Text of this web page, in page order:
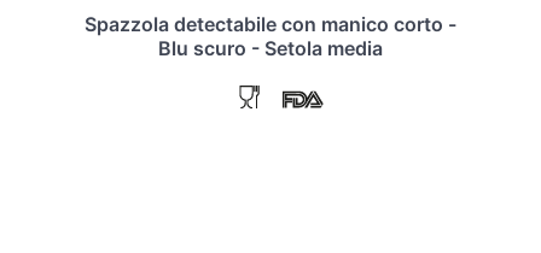
Spazzola detectabile con manico corto -
Blu scuro - Setola media